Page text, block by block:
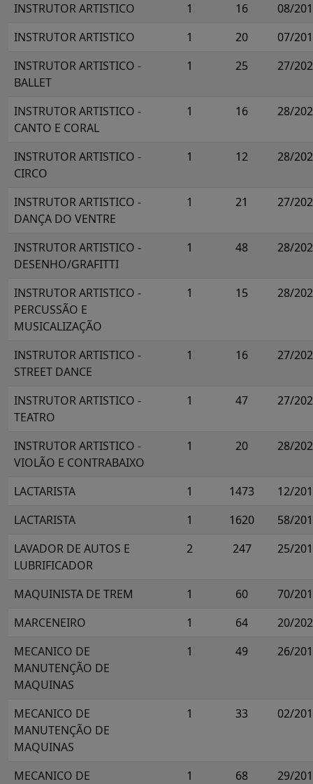
INSTRUTOR ARTISTICO 1 16
08/
INSTRUTOR ARTISTICO
1 20
07/
INSTRUTOR ARTISTICO -
BALLET
1 25 27/
INSTRUTOR ARTISTICO -
CANTO E CORAL
1 16 28/
INSTRUTOR ARTISTICO -
CIRCO
1 12 28/
INSTRUTOR ARTISTICO -
DANÇA DO VENTRE
1 21 27/
INSTRUTOR ARTISTICO -
DESENHO/GRAFITTI
1 48 28/
INSTRUTOR ARTISTICO -
PERCUSSÃO E
MUSICALIZAÇÃO
1 15 28/
INSTRUTOR ARTISTICO -
STREET DANCE
1 16 27/
INSTRUTOR ARTISTICO -
TEATRO
1 47 27/
INSTRUTOR ARTISTICO -
VIOLÃO E CONTRABAIXO
1 20 28/
LACTARISTA 1 1473
12/
LACTARISTA
1 1620
58/
LAVADOR DE AUTOS E
LUBRIFICADOR
2 247 25/
MAQUINISTA DE TREM 1 60
70/
MARCENEIRO
1 64
20/
MECANICO DE
MANUTENÇÃO DE
MAQUINAS
1 49 26/
MECANICO DE
MANUTENÇÃO DE
MAQUINAS
1 33 02/
MECANICO DE
1 68 29/